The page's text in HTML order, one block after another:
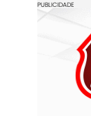
PUBLICIDADE